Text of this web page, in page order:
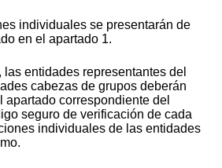
individuales se presentarán de
en el apartado 1.
las entidades representantes del
cabezas de grupos deberán
apartado correspondiente del
seguro de verificación de cada
individuales de las entidades